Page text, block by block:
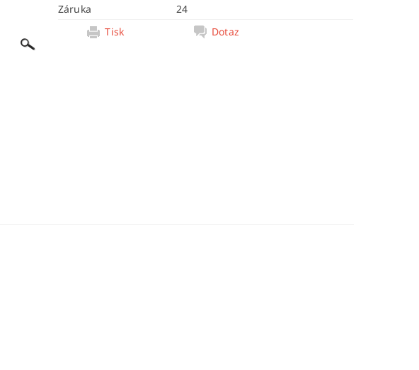
Záruka
24
Tisk
Dotaz